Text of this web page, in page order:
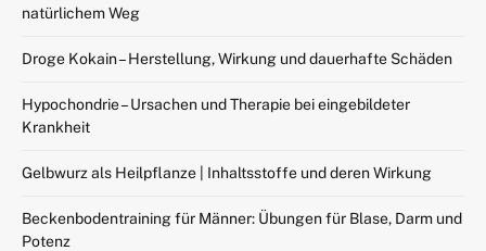
natürlichem Weg
Droge Kokain – Herstellung, Wirkung und dauerhafte Schäden
Hypochondrie – Ursachen und Therapie bei eingebildeter
Krankheit
Gelbwurz als Heilpflanze | Inhaltsstoffe und deren Wirkung
Beckenbodentraining für Männer: Übungen für Blase, Darm und
Potenz